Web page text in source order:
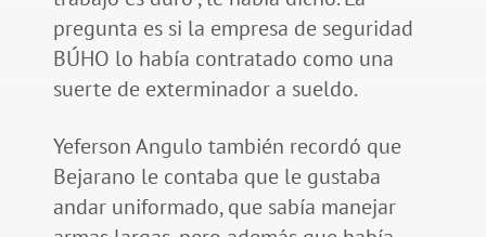
pregunta es si la empresa de seguridad
BÚHO lo había contratado como una
suerte de exterminador a sueldo.
Yeferson Angulo también recordó que
Bejarano le contaba que le gustaba
andar uniformado, que sabía manejar